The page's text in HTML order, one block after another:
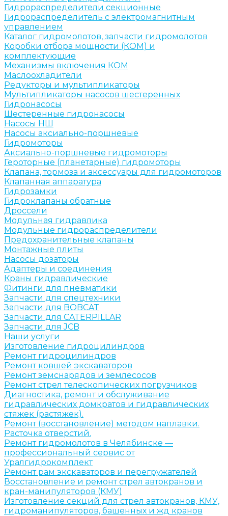
Гидрораспределители секционные
Гидрораспределитель с электромагнитным
управлением
Каталог гидромолотов, запчасти гидромолотов
Коробки отбора мощности (КОМ) и
комплектующие
Механизмы включения КОМ
Маслоохладители
Редукторы и мультипликаторы
Мультипликаторы насосов шестеренных
Гидронасосы
Шестеренные гидронасосы
Насосы НШ
Насосы аксиально-поршневые
Гидромоторы
Аксиально-поршневые гидромоторы
Героторные (планетарные) гидромоторы
Клапана, тормоза и аксессуары для гидромоторов
Клапанная аппаратура
Гидрозамки
Гидроклапаны обратные
Дроссели
Модульная гидравлика
Модульные гидрораспределители
Предохранительные клапаны
Монтажные плиты
Насосы дозаторы
Адаптеры и соединения
Краны гидравлические
Фитинги для пневматики
Запчасти для спецтехники
Запчасти для BOBCAT
Запчасти для CATERPILLAR
Запчасти для JCB
Наши услуги
Изготовление гидроцилиндров
Ремонт гидроцилиндров
Ремонт ковшей экскаваторов
Ремонт земснарядов и землесосов
Ремонт стрел телескопических погрузчиков
Диагностика, ремонт и обслуживание
гидравлических домкратов и гидравлических
стяжек (растяжек).
Ремонт (восстановление) методом наплавки.
Расточка отверстий.
Ремонт гидромолотов в Челябинске —
профессиональный сервис от
Уралгидрокомплект
Ремонт рам экскаваторов и перегружателей
Восстановление и ремонт стрел автокранов и
кран-манипуляторов (КМУ)
Изготовление секций для стрел автокранов, КМУ,
гидроманипуляторов, башенных и жд кранов